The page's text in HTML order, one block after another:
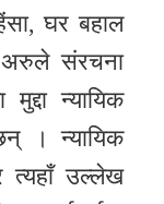
घर बहाल
अरुले संरचना
न्यायिक
। न्यायिक
त्यहाँ उल्लेख